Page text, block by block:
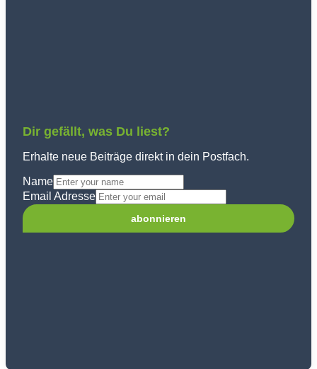
Dir gefällt, was Du liest?
Erhalte neue Beiträge direkt in dein Postfach.
Name
Email Adresse